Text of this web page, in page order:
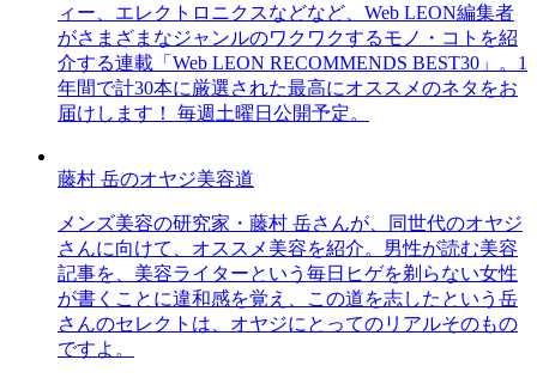
ィー、エレクトロニクスなどなど、Web LEON編集者
がさまざまなジャンルのワクワクするモノ・コトを紹
介する連載「Web LEON RECOMMENDS BEST30」。1
年間で計30本に厳選された最高にオススメのネタをお
届けします！ 毎週土曜日公開予定。
藤村 岳のオヤジ美容道
メンズ美容の研究家・藤村 岳さんが、同世代のオヤジ
さんに向けて、オススメ美容を紹介。男性が読む美容
記事を、美容ライターという毎日ヒゲを剃らない女性
が書くことに違和感を覚え、この道を志したという岳
さんのセレクトは、オヤジにとってのリアルそのもの
ですよ。